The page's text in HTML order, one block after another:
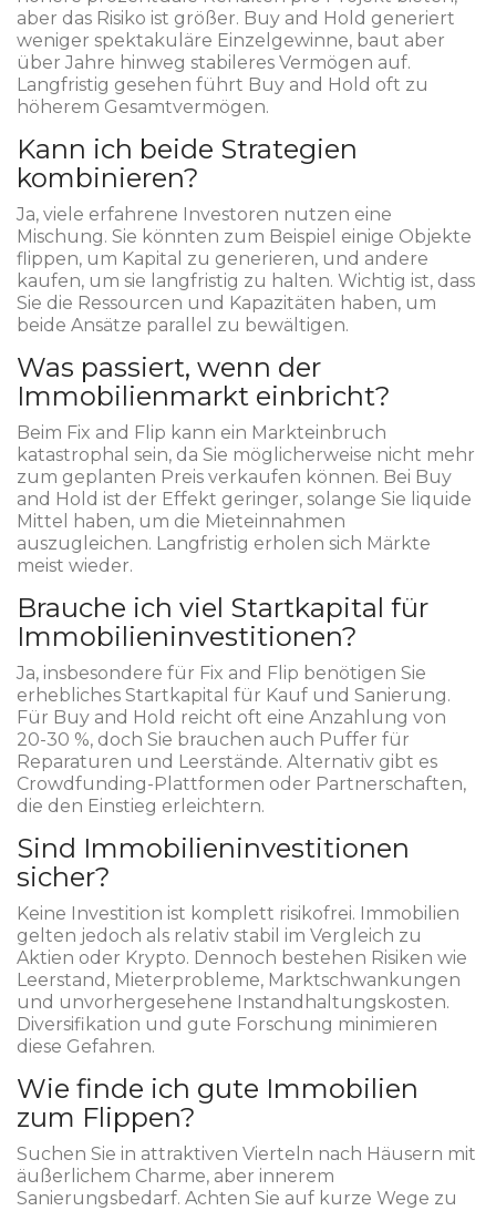
aber das Risiko ist größer. Buy and Hold generiert
weniger spektakuläre Einzelgewinne, baut aber
über Jahre hinweg stabileres Vermögen auf.
Langfristig gesehen führt Buy and Hold oft zu
höherem Gesamtvermögen.
Kann ich beide Strategien
kombinieren?
Ja, viele erfahrene Investoren nutzen eine
Mischung. Sie könnten zum Beispiel einige Objekte
flippen, um Kapital zu generieren, und andere
kaufen, um sie langfristig zu halten. Wichtig ist, dass
Sie die Ressourcen und Kapazitäten haben, um
beide Ansätze parallel zu bewältigen.
Was passiert, wenn der
Immobilienmarkt einbricht?
Beim Fix and Flip kann ein Markteinbruch
katastrophal sein, da Sie möglicherweise nicht mehr
zum geplanten Preis verkaufen können. Bei Buy
and Hold ist der Effekt geringer, solange Sie liquide
Mittel haben, um die Mieteinnahmen
auszugleichen. Langfristig erholen sich Märkte
meist wieder.
Brauche ich viel Startkapital für
Immobilieninvestitionen?
Ja, insbesondere für Fix and Flip benötigen Sie
erhebliches Startkapital für Kauf und Sanierung.
Für Buy and Hold reicht oft eine Anzahlung von
20-30 %, doch Sie brauchen auch Puffer für
Reparaturen und Leerstände. Alternativ gibt es
Crowdfunding-Plattformen oder Partnerschaften,
die den Einstieg erleichtern.
Sind Immobilieninvestitionen
sicher?
Keine Investition ist komplett risikofrei. Immobilien
gelten jedoch als relativ stabil im Vergleich zu
Aktien oder Krypto. Dennoch bestehen Risiken wie
Leerstand, Mieterprobleme, Marktschwankungen
und unvorhergesehene Instandhaltungskosten.
Diversifikation und gute Forschung minimieren
diese Gefahren.
Wie finde ich gute Immobilien
zum Flippen?
Suchen Sie in attraktiven Vierteln nach Häusern mit
äußerlichem Charme, aber innerem
Sanierungsbedarf. Achten Sie auf kurze Wege zu